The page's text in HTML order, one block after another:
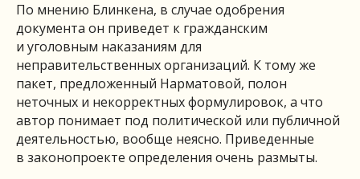
По мнению Блинкена, в случае одобрения
документа он приведет к гражданским
и уголовным наказаниям для
неправительственных организаций. К тому же
пакет, предложенный Нарматовой, полон
неточных и некорректных формулировок, а что
автор понимает под политической или публичной
деятельностью, вообще неясно. Приведенные
в законопроекте определения очень размыты.